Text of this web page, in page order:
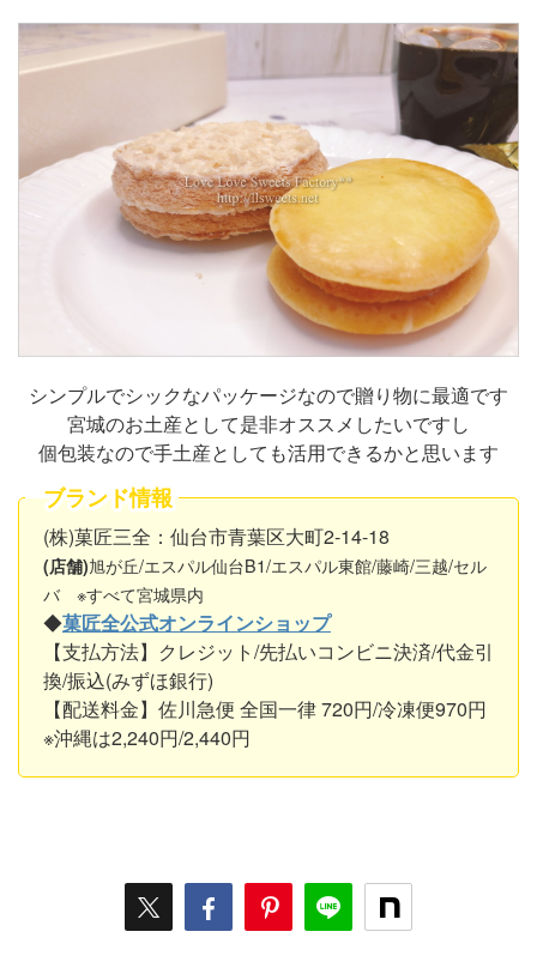
シンプルでシックなパッケージなので贈り物に最適です
宮城のお土産として是非オススメしたいですし
個包装なので手土産としても活用できるかと思います
ブランド情報
(株)菓匠三全：仙台市青葉区大町2-14-18
(店舗)旭が丘/エスパル仙台B1/エスパル東館/藤崎/三越/セル
バ ※すべて宮城県内
◆菓匠全公式オンラインショップ
【支払方法】クレジット/先払いコンビニ決済/代金引
換/振込(みずほ銀行)
【配送料金】佐川急便 全国一律 720円/冷凍便970円
※沖縄は2,240円/2,440円